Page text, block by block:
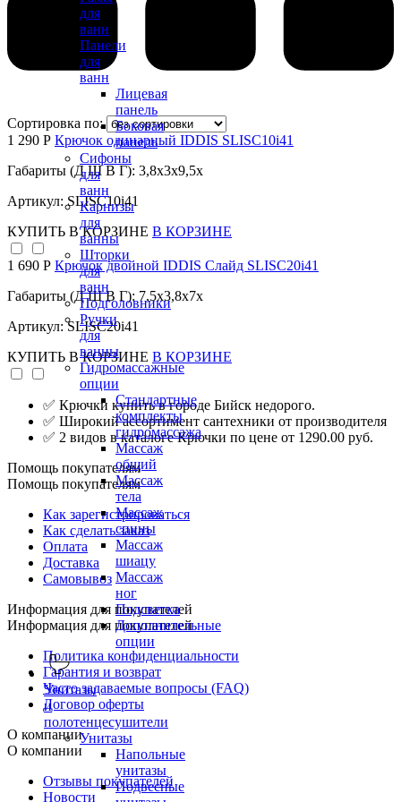
для
ванн
Панели
для
ванн
Лицевая
панель
Боковая
панель
Сифоны
для
ванн
Карнизы
для
ванны
Шторки
для
ванн
Подголовники
Ручки
для
ванны
Гидромассажные
опции
Стандартные
комплекты
гидромассажа
Массаж
общий
Массаж
тела
Массаж
спины
Массаж
шиацу
Массаж
ног
Подсветка
Дополнительные
опции
Унитазы
и
полотенцесушители
Унитазы
Напольные
унитазы
Подвесные
Сортировка по:
1 290 Р Крючок одинарный IDDIS SLISC10i41
Габариты (Д Ш В Г): 3,8x3x9,5x
Артикул: SLISC10i41
КУПИТЬ В КОРЗИНЕ В КОРЗИНЕ
1 690 Р Крючок двойной IDDIS Слайд SLISC20i41
Габариты (Д Ш В Г): 7,5x3,8x7x
Артикул: SLISC20i41
КУПИТЬ В КОРЗИНЕ В КОРЗИНЕ
✅ Крючки купить в городе Бийск недорого.
✅ Широкий ассортимент сантехники от производителя
✅ 2 видов в каталоге Крючки по цене от 1290.00 руб.
Помощь покупателям
Помощь покупателям
Как зарегистрироваться
Как сделать заказ
Оплата
Доставка
Самовывоз
Информация для покупателей
Информация для покупателей
Политика конфиденциальности
Гарантия и возврат
Часто задаваемые вопросы (FAQ)
Договор оферты
О компании
О компании
Отзывы покупателей
Новости